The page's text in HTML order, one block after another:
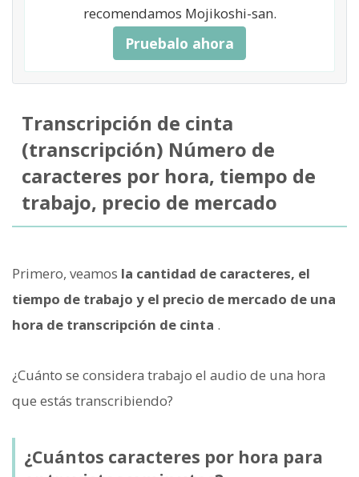
recomendamos Mojikoshi-san.
Pruebalo ahora
Transcripción de cinta
(transcripción) Número de
caracteres por hora, tiempo de
trabajo, precio de mercado
Primero, veamos la cantidad de caracteres, el
tiempo de trabajo y el precio de mercado de una
hora de transcripción de cinta .
¿Cuánto se considera trabajo el audio de una hora
que estás transcribiendo?
¿Cuántos caracteres por hora para